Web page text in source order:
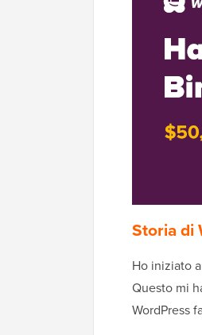
Storia di
Ho iniziato
Questo mi
WordPress